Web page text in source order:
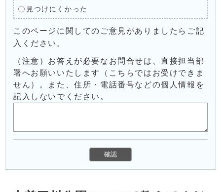
見つけにくかった
このページに関してのご意見がありましたらご記
入ください。
（注意）お答えが必要なお問合せは、直接担当部
署へお願いいたします（こちらではお受けできま
せん）。また、住所・電話番号などの個人情報を
記入しないでください。